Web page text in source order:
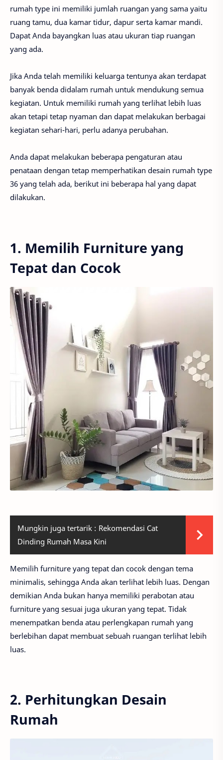
rumah type ini memiliki jumlah ruangan yang sama yaitu
ruang tamu, dua kamar tidur, dapur serta kamar mandi.
Dapat Anda bayangkan luas atau ukuran tiap ruangan
yang ada.
Jika Anda telah memiliki keluarga tentunya akan terdapat
banyak benda didalam rumah untuk mendukung semua
kegiatan. Untuk memiliki rumah yang terlihat lebih luas
akan tetapi tetap nyaman dan dapat melakukan berbagai
kegiatan sehari-hari, perlu adanya perubahan.
Anda dapat melakukan beberapa pengaturan atau
penataan dengan tetap memperhatikan desain rumah type
36 yang telah ada, berikut ini beberapa hal yang dapat
dilakukan.
1. Memilih Furniture yang
Tepat dan Cocok
Mungkin juga tertarik : Rekomendasi Cat
Dinding Rumah Masa Kini
Memilih furniture yang tepat dan cocok dengan tema
minimalis, sehingga Anda akan terlihat lebih luas. Dengan
demikian Anda bukan hanya memiliki perabotan atau
furniture yang sesuai juga ukuran yang tepat. Tidak
menempatkan benda atau perlengkapan rumah yang
berlebihan dapat membuat sebuah ruangan terlihat lebih
luas.
2. Perhitungkan Desain
Rumah